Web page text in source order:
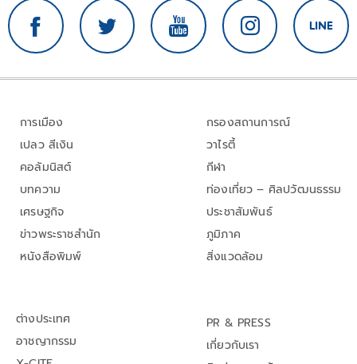
การเมือง
เปลว สีเงิน
คอลัมนิสต์
บทความ
เศรษฐกิจ
ข่าวพระราชสำนัก
หนังสือพิมพ์
กรองสถานการณ์
วาไรตี้
กีฬา
ท่องเที่ยว – ศิลปวัฒนธรรม
ประชาสัมพันธ์
ภูมิภาค
สิ่งแวดล้อม
ต่างประเทศ
อาชญากรรม
PR & PRESS
เกี่ยวกับเรา